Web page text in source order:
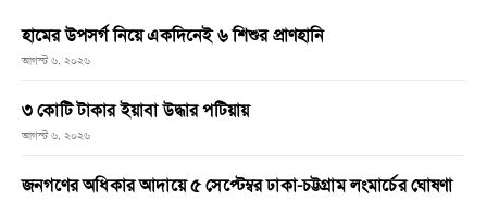
হামের উপসর্গ নিয়ে একদিনেই ৬ শিশুর প্রাণহানি
আগস্ট ৬, ২০২৬
৩ কোটি টাকার ইয়াবা উদ্ধার পটিয়ায়
আগস্ট ৬, ২০২৬
জনগণের অধিকার আদায়ে ৫ সেপ্টেম্বর ঢাকা-চট্টগ্রাম লংমার্চের ঘোষণা